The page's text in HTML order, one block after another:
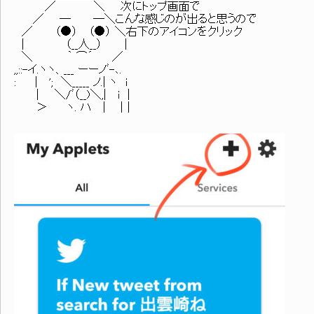
／ ＼ 次にトップ画面で
／ ─ ─＼こんな感じのが出ると思うので
／ （●） （●） ＼右下のアイコンをクリック
| （__人__） |
＼ ｀ ⌒´ ／
,,::-イ.ヽヽ、___ ーーノﾞ-､.
: | '; ＼_____ ノ.| ヽ i
| ＼/ﾞ（__)＼,| i |
＞ ヽ. ハ | |｜